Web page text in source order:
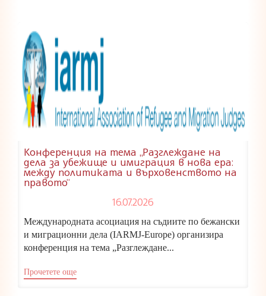
Конференция на тема „Разглеждане на
дела за убежище и имиграция в нова ера:
между политиката и върховенството на
правото“
16.07.2026
Международната асоциация на съдиите по бежански
и миграционни дела (IARMJ-Europe) организира
конференция на тема „Разглеждане...
Прочетете още